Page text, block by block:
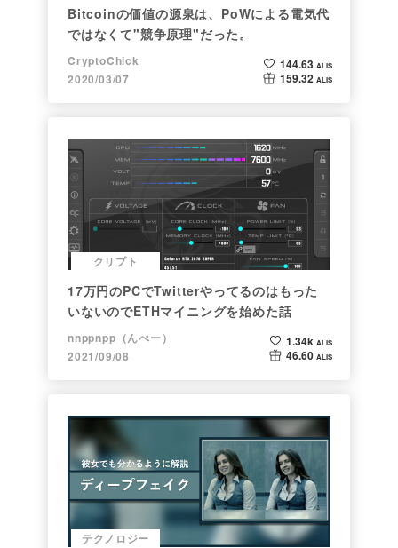
Bitcoinの価値の源泉は、PoWによる電気代
ではなくて"競争原理"だった。
CryptoChick
2020/03/07
144.63 ALIS
159.32 ALIS
クリプト
17万円のPCでTwitterやってるのはもった
いないのでETHマイニングを始めた話
nnppnpp（んぺー）
2021/09/08
1.34k ALIS
46.60 ALIS
テクノロジー